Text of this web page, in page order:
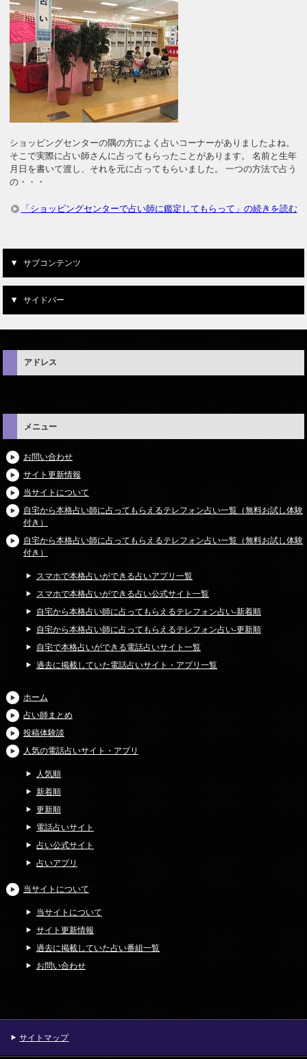
ショッピングセンターの隅の方によく占いコーナーがありましたよね。
そこで実際に占い師さんに占ってもらったことがあります。 名前と生年
月日を書いて渡し、それを元に占ってもらいました。 一つの方法で占う
の・・・
「ショッピングセンターで占い師に鑑定してもらって」の続きを読む
サブコンテンツ
サイドバー
アドレス
メニュー
お問い合わせ
サイト更新情報
当サイトについて
自宅から本格占い師に占ってもらえるテレフォン占い一覧（無料お試し体験
付き）
自宅から本格占い師に占ってもらえるテレフォン占い一覧（無料お試し体験
付き）
スマホで本格占いができる占いアプリ一覧
スマホで本格占いができる占い公式サイト一覧
自宅から本格占い師に占ってもらえるテレフォン占い-新着順
自宅から本格占い師に占ってもらえるテレフォン占い-更新順
自宅で本格占いができる電話占いサイト一覧
過去に掲載していた電話占いサイト・アプリ一覧
ホーム
占い師まとめ
投稿体験談
人気の電話占いサイト・アプリ
人気順
新着順
更新順
電話占いサイト
占い公式サイト
占いアプリ
当サイトについて
当サイトについて
サイト更新情報
過去に掲載していた占い番組一覧
お問い合わせ
サイトマップ